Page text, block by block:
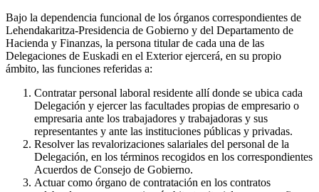
Bajo la dependencia funcional de los órganos correspondientes de
Lehendakaritza-Presidencia de Gobierno y del Departamento de
Hacienda y Finanzas, la persona titular de cada una de las
Delegaciones de Euskadi en el Exterior ejercerá, en su propio
ámbito, las funciones referidas a:
Contratar personal laboral residente allí donde se ubica cada
Delegación y ejercer las facultades propias de empresario o
empresaria ante los trabajadores y trabajadoras y sus
representantes y ante las instituciones públicas y privadas.
Resolver las revalorizaciones salariales del personal de la
Delegación, en los términos recogidos en los correspondientes
Acuerdos de Consejo de Gobierno.
Actuar como órgano de contratación en los contratos